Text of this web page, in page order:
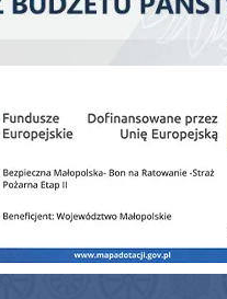
nowego, średniego samochodu